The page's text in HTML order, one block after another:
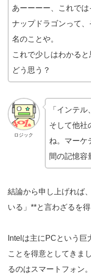
あーーーー、これで
ナップドラゴンって
名のことや。
これで少しはわかる
どう思う？
ロジック
「インテ
そして他社
ね。マーケ
間の記憶容
結論から申し上げれば
いる」**と言わざるを得
Intelは主にPCという巨
ことを得意としてきま
るのはスマートフォン